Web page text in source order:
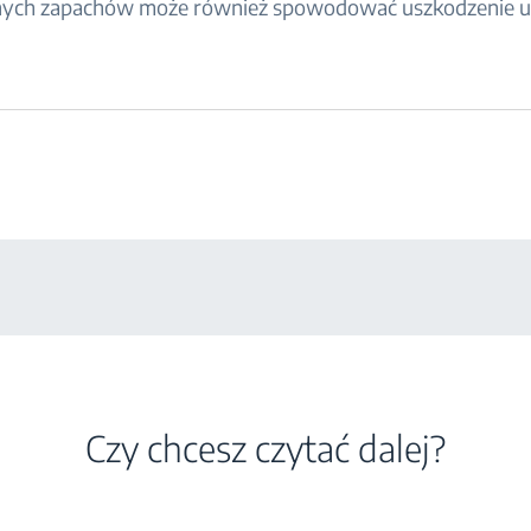
zapachów może również spowodować uszkodzenie
Czy chcesz czytać dalej?